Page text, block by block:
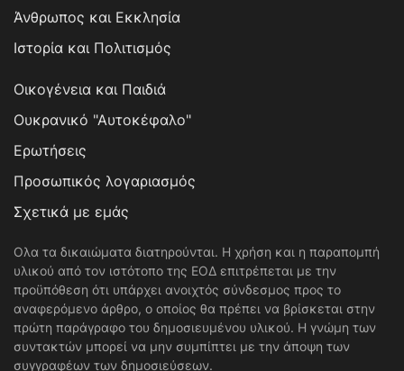
Άνθρωπος και Εκκλησία
Ιστορία και Πολιτισμός
Οικογένεια και Παιδιά
Ουκρανικό "Αυτοκέφαλο"
Ερωτήσεις
Προσωπικός λογαριασμός
Σχετικά με εμάς
Ολα τα δικαιώματα διατηρούνται. Η χρήση και η παραπομπή
υλικού από τον ιστότοπο της ΕΟΔ επιτρέπεται με την
προϋπόθεση ότι υπάρχει ανοιχτός σύνδεσμος προς το
αναφερόμενο άρθρο, ο οποίος θα πρέπει να βρίσκεται στην
πρώτη παράγραφο του δημοσιευμένου υλικού. Η γνώμη των
συντακτών μπορεί να μην συμπίπτει με την άποψη των
συγγραφέων των δημοσιεύσεων.